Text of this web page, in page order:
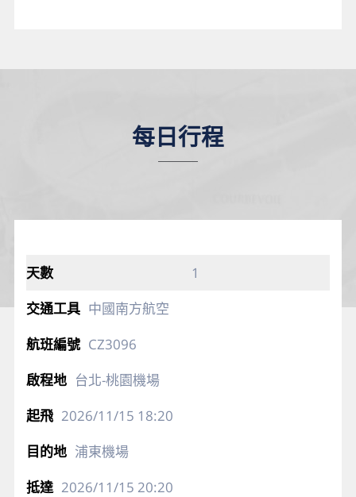
每日行程
1
中國南方航空
CZ3096
台北-桃園機場
2026/11/15 18:20
浦東機場
2026/11/15 20:20